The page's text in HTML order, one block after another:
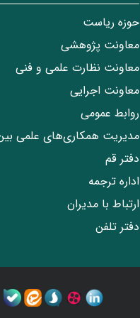
حوزه ریاست
معاونت پژوهشی
معاونت نظارت علمی و فنی
معاونت اجرایی
روابط عمومی
مدیریت همکاری‌های علمی
دفتر قم
اداره ترجمه
ارتباط با مدیران
دفتر تلفن